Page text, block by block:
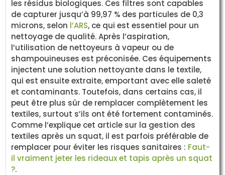
les résidus biologiques. Ces filtres sont capables
de capturer jusqu’à 99,97 % des particules de 0,3
microns, selon l’ARS, ce qui est essentiel pour un
nettoyage de qualité. Après l’aspiration,
l’utilisation de nettoyeurs à vapeur ou de
shampouineuses est préconisée. Ces équipements
injectent une solution nettoyante dans le textile,
qui est ensuite extraite, emportant avec elle saleté
et contaminants. Toutefois, dans certains cas, il
peut être plus sûr de remplacer complètement les
textiles, surtout s’ils ont été fortement contaminés.
Comme l’explique cet article sur la gestion des
textiles après un squat, il est parfois préférable de
remplacer pour éviter les risques sanitaires : Faut-
il vraiment jeter les rideaux et tapis après un squat
?.